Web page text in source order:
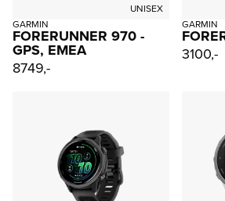
UNISEX
GARMIN
FORERUNNER 970 -
GPS, EMEA
8749,-
GARMIN
3100,-